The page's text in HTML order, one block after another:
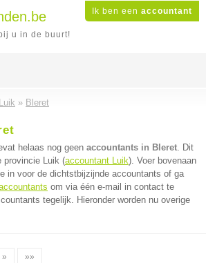
Ik ben een accountant
u in de buurt!
Luik » Bleret
helaas nog geen accountants in Bleret. Dit
provincie Luik (accountant Luik). Voer bovenaan
in voor de dichtstbijzijnde accountants of ga
om via één e-mail in contact te
tegelijk. Hieronder worden nu overige
» »»